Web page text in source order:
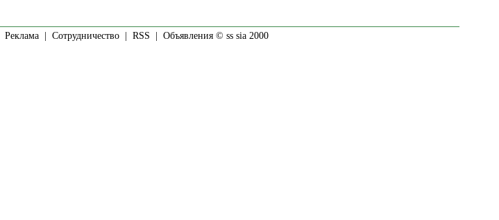
Реклама| Сотрудничество| RSS | Объявления © ss sia 2000